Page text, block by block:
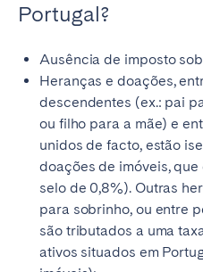
Portugal?
Ausência de imposto
Heranças e doações,
descendentes (ex.: pai
ou filho para a mãe) e
unidos de facto, estão
doações de imóveis,
selo de 0,8%). Outras
para sobrinho, ou entre
são tributados a uma
ativos situados em